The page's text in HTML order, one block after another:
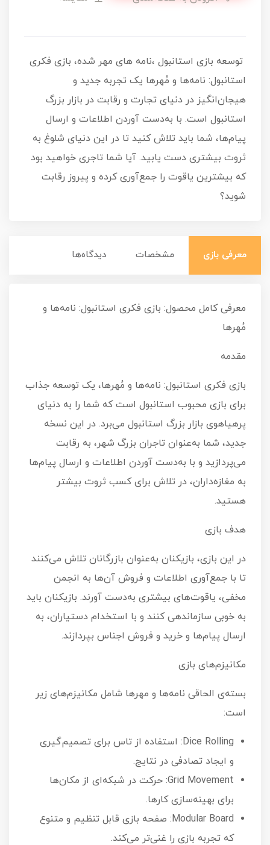
توسعه بازی استانبول ،نامه های مهر شده، بازی فکری
استانبول: نامه‌ها و مُهرها یک تجربه جدید و
هیجان‌انگیز در دنیای تجارت و رقابت در بازار بزرگ
استانبول است. با به‌دست آوردن اطلاعات و ارسال
پیام‌ها، شما باید تلاش کنید تا در این دنیای شلوغ به
ثروت بیشتری دست یابید. آیا شما تاجری خواهید بود
که بیشترین یاقوت را جمع‌آوری کرده و پیروز رقابت
شوید؟
معرفی بازی مشخصات دیدگاه‌ها
معرفی کامل محصول: بازی فکری استانبول: نامه‌ها و
مُهرها
مقدمه
بازی فکری استانبول: نامه‌ها و مُهرها، یک توسعه جذاب
برای بازی محبوب استانبول است که شما را به دنیای
پرهیاهوی بازار بزرگ استانبول می‌برد. در این نسخه
جدید، شما به‌عنوان تاجران بزرگ شهر، به رقابت
می‌پردازید و با به‌دست آوردن اطلاعات و ارسال پیام‌ها
به مغازه‌داران، در تلاش برای کسب ثروت بیشتر
هستید.
هدف بازی
در این بازی، بازیکنان به‌عنوان بازرگانان تلاش می‌کنند
تا با جمع‌آوری اطلاعات و فروش آن‌ها به انجمن
مخفی، یاقوت‌های بیشتری به‌دست آورند. بازیکنان باید
به خوبی سازماندهی کنند و با استخدام دستیاران، به
ارسال پیام‌ها و خرید و فروش اجناس بپردازند.
مکانیزم‌های بازی
بسته‌ی الحاقی نامه‌ها و مهرها شامل مکانیزم‌های زیر
است:
Dice Rolling: استفاده از تاس برای تصمیم‌گیری
و ایجاد تصادفی در نتایج.
Grid Movement: حرکت در شبکه‌ای از مکان‌ها
برای بهینه‌سازی کارها.
Modular Board: صفحه بازی قابل تنظیم و متنوع
که تجربه بازی را غنی‌تر می‌کند.